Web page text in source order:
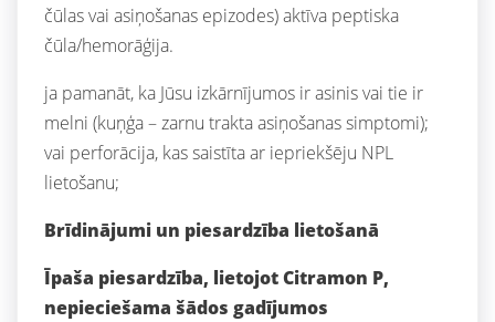
čūlas vai asiņošanas epizodes) aktīva peptiska
čūla/hemorāģija.
ja pamanāt, ka Jūsu izkārnījumos ir asinis vai tie ir
melni (kuņģa – zarnu trakta asiņošanas simptomi);
vai perforācija, kas saistīta ar iepriekšēju NPL
lietošanu;
Brīdinājumi un piesardzība lietošanā
Īpaša piesardzība, lietojot Citramon P,
nepieciešama šādos gadījumos